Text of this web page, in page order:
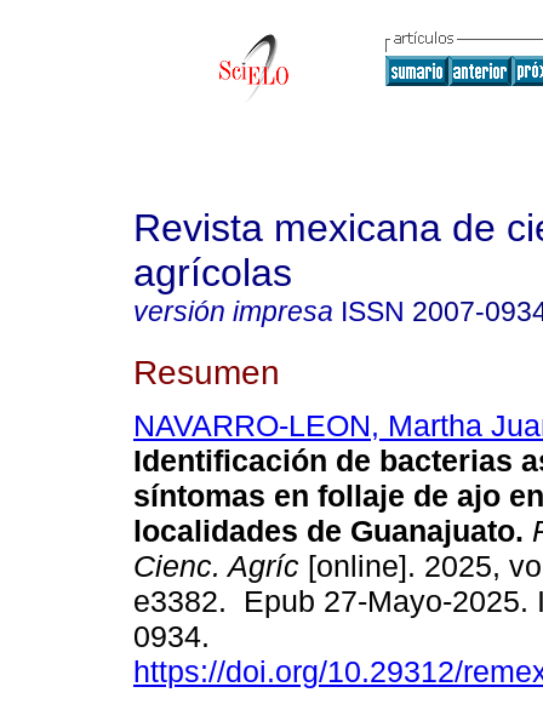
Revista mexicana de
agrícolas
versión impresa ISSN 2007-
Resumen
NAVARRO-LEON, Martha
Identificación de bacterias
síntomas en follaje de ajo
localidades de Guanajuato.
Cienc. Agríc [online]. 2025,
e3382. Epub 27-Mayo-2025.
0934.
https://doi.org/10.29312/